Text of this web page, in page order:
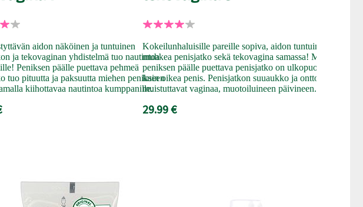
aidon näköinen ja tuntuinen
ja tekovaginan yhdistelmä tuo nautintoa
Peniksen päälle puettava pehmeä
tuo pituutta ja paksuutta miehen penikseen
kiihottavaa nautintoa kumppanille.
Kokeilunhaluisille pareille sopiva, aidon tuntuinen ja
muhkea penisjatko sekä tekovagina samassa! Miehen
peniksen päälle puettava penisjatko on ulkopuolelta
kuin oikea penis. Penisjatkon suuaukko ja ontto sisus
muistuttavat vaginaa, muotoiluineen päivineen.
29.99 €